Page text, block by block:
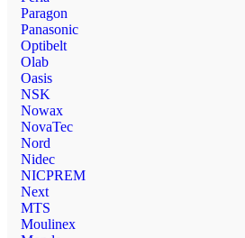
Paragon
Panasonic
Optibelt
Olab
Oasis
NSK
Nowax
NovaTec
Nord
Nidec
NICPREM
Next
MTS
Moulinex